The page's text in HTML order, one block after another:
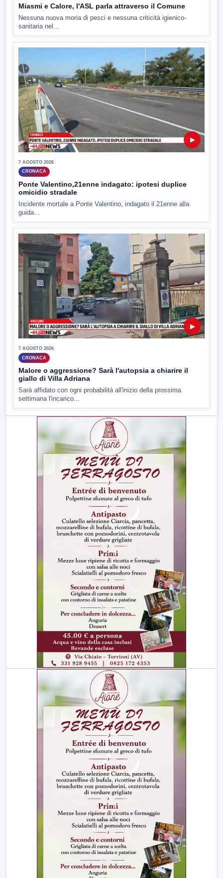
Miasmi e Calore, l'ASL parla attraverso il Comune
Nessuna nuova moria di pesci e nessuna criticità igienico-
sanitaria nel...
▶
7 AGOSTO 2026
CRONACA
Ponte Valentino,21enne indagato: ipotesi duplice
omicidio stradale
Incidente mortale a Ponte Valentino, indagato il 21enne alla
guida...
▶
7 AGOSTO 2026
CRONACA
Malore o aggressione? Sarà l'autopsia a chiarire il
giallo di Villa Adriana
Sarà affidato con ogni probabilità all'inizio della prossima
settimana l'incarico...